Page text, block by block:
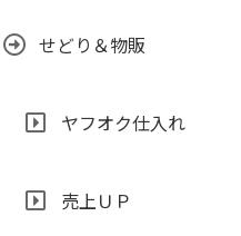
せどり＆物販
ヤフオク仕入れ
売上ＵＰ